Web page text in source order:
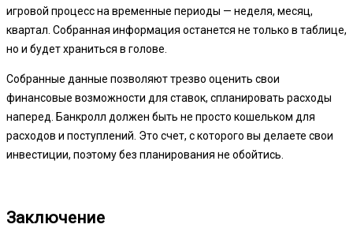
игровой процесс на временные периоды — неделя, месяц,
квартал. Собранная информация останется не только в таблице,
но и будет храниться в голове.
Собранные данные позволяют трезво оценить свои
финансовые возможности для ставок, спланировать расходы
наперед. Банкролл должен быть не просто кошельком для
расходов и поступлений. Это счет, с которого вы делаете свои
инвестиции, поэтому без планирования не обойтись.
Заключение